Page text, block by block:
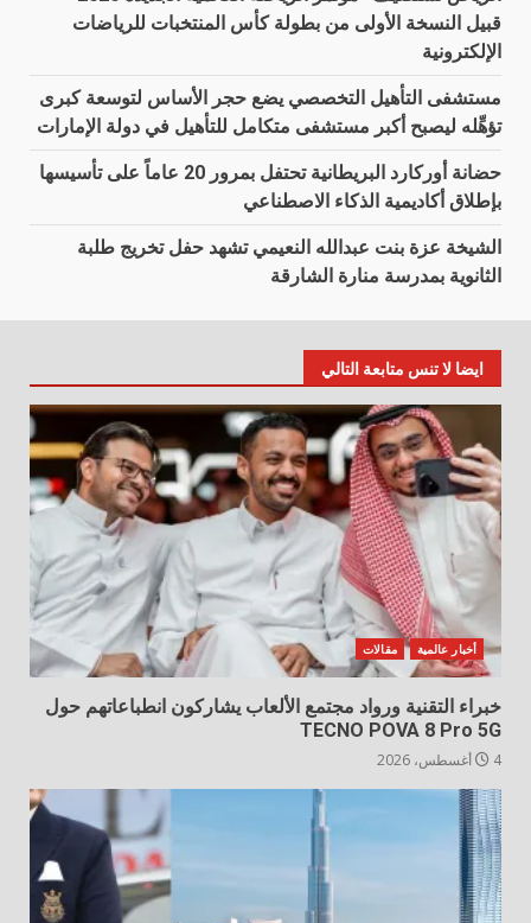
قبيل النسخة الأولى من بطولة كأس المنتخبات للرياضات
الإلكترونية
مستشفى التأهيل التخصصي يضع حجر الأساس لتوسعة كبرى
تؤهِّله ليصبح أكبر مستشفى متكامل للتأهيل في دولة الإمارات
حضانة أوركارد البريطانية تحتفل بمرور 20 عاماً على تأسيسها
بإطلاق أكاديمية الذكاء الاصطناعي
الشيخة عزة بنت عبدالله النعيمي تشهد حفل تخريج طلبة
الثانوية بمدرسة منارة الشارقة
ايضا لا تنس متابعة التالي
أخبار عالمية مقالات
خبراء التقنية ورواد مجتمع الألعاب يشاركون انطباعاتهم حول
TECNO POVA 8 Pro 5G
4 أغسطس، 2026